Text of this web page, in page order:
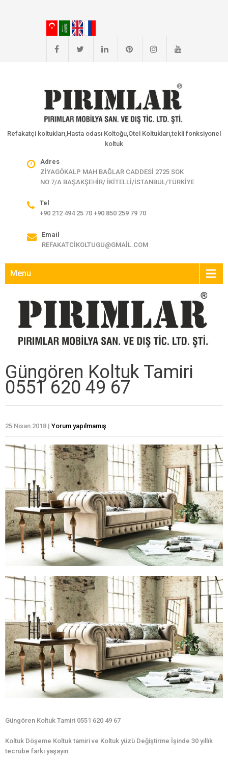
Refakatçi koltukları,Hasta odası Koltoğu,Otel Koltukları,tekli fonksiyonel
koltuk
Adres
ZİYAGÖKALP MAH BAĞLAR CADDESİ 2725 SOK
NO:7/A BAŞAKŞEHİR/ İKİTELLİ/İSTANBUL/TÜRKİYE
Tel
+90 212 494 25 70 +90 850 259 79 70
Email
REFAKATCIKOLTUGU@GMAIL.COM
Menu
Güngören Koltuk Tamiri
0551 620 49 67
25 Nisan 2018 | Yorum yapılmamış
Güngören Koltuk Tamiri 0551 620 49 67
Koltuk Döşeme Koltuk tamiri ve Koltuk yüzü Değiştirme İşinde 30 yıllık
tecrübe farkı yaşayın.